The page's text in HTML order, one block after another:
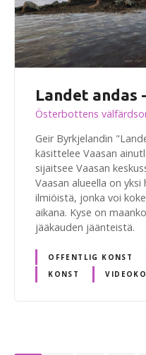
Landet andas
Österbottens
Geir Byrkjelandin
käsittelee Vaasan
sijaitsee Vaasan
Vaasan alueella on
ilmiöistä, jonka voi
aikana. Kyse on
jääkauden jäänteistä.
OFFENTLIG KONST
KONST